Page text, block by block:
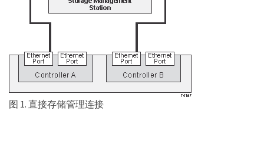
图 1. 直接存储管理连接